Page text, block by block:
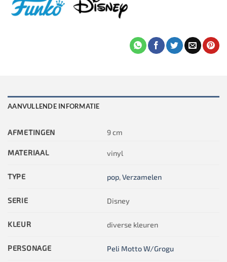
AANVULLENDE INFORMATIE
AFMETINGEN 9 cm
MATERIAAL vinyl
TYPE pop,Verzamelen
SERIE Disney
KLEUR diverse kleuren
PERSONAGE Peli Motto W/Grogu